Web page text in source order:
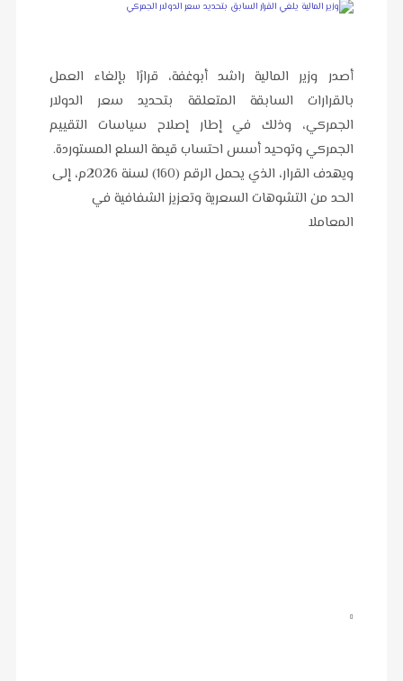
أصدر وزير المالية راشد أبوغفة، قرارًا بإلغاء العمل
بالقرارات السابقة المتعلقة بتحديد سعر الدولار
الجمركي، وذلك في إطار إصلاح سياسات التقييم
الجمركي وتوحيد أسس احتساب قيمة السلع المستوردة.
ويهدف القرار، الذي يحمل الرقم (160) لسنة 2026م، إلى
الحد من التشوهات السعرية وتعزيز الشفافية في
المعاملا